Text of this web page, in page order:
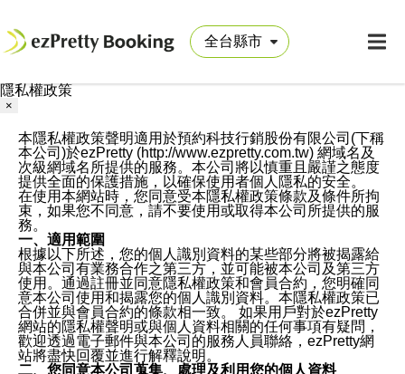
隱私權政策
×
本隱私權政策聲明適用於預約科技行銷股份有限公司(下稱
本公司)於ezPretty (http://www.ezpretty.com.tw) 網域名及
次級網域名所提供的服務。本公司將以慎重且嚴謹之態度
提供全面的保護措施，以確保使用者個人隱私的安全。
在使用本網站時，您同意受本隱私權政策條款及條件所拘
束，如果您不同意，請不要使用或取得本公司所提供的服
務。
一、適用範圍
根據以下所述，您的個人識別資料的某些部分將被揭露給
與本公司有業務合作之第三方，並可能被本公司及第三方
使用。通過註冊並同意隱私權政策和會員合約，您明確同
意本公司使用和揭露您的個人識別資料。本隱私權政策已
合併並與會員合約的條款相一致。 如果用戶對於ezPretty
網站的隱私權聲明或與個人資料相關的任何事項有疑問，
歡迎透過電子郵件與本公司的服務人員聯絡，ezPretty網
站將盡快回覆並進行解釋說明。
二、您同意本公司蒐集、處理及利用您的個人資料